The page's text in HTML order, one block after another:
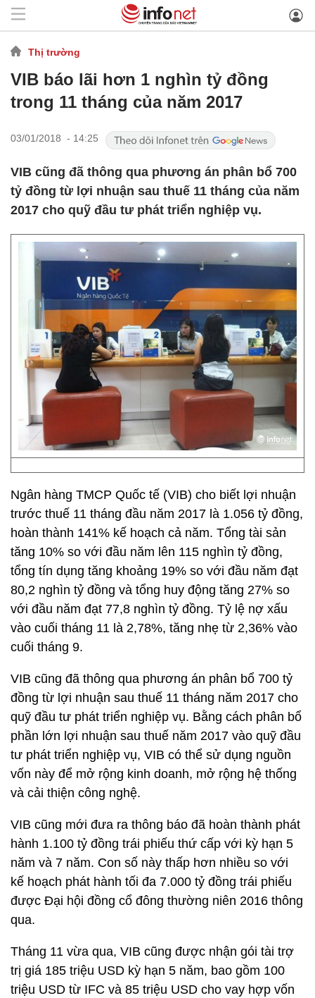
Thị trường
VIB báo lãi hơn 1 nghìn tỷ đồng
trong 11 tháng của năm 2017
03/01/2018 - 14:25
VIB cũng đã thông qua phương án phân bổ 700
tỷ đồng từ lợi nhuận sau thuế 11 tháng của năm
2017 cho quỹ đầu tư phát triển nghiệp vụ.
Ngân hàng TMCP Quốc tế (VIB) cho biết lợi nhuận
trước thuế 11 tháng đầu năm 2017 là 1.056 tỷ đồng,
hoàn thành 141% kế hoạch cả năm. Tổng tài sản
tăng 10% so với đầu năm lên 115 nghìn tỷ đồng,
tổng tín dụng tăng khoảng 19% so với đầu năm đạt
80,2 nghìn tỷ đồng và tổng huy động tăng 27% so
với đầu năm đạt 77,8 nghìn tỷ đồng. Tỷ lệ nợ xấu
vào cuối tháng 11 là 2,78%, tăng nhẹ từ 2,36% vào
cuối tháng 9.
VIB cũng đã thông qua phương án phân bổ 700 tỷ
đồng từ lợi nhuận sau thuế 11 tháng năm 2017 cho
quỹ đầu tư phát triển nghiệp vụ. Bằng cách phân bổ
phần lớn lợi nhuận sau thuế năm 2017 vào quỹ đầu
tư phát triển nghiệp vụ, VIB có thể sử dụng nguồn
vốn này để mở rộng kinh doanh, mở rộng hệ thống
và cải thiện công nghệ.
VIB cũng mới đưa ra thông báo đã hoàn thành phát
hành 1.100 tỷ đồng trái phiếu thứ cấp với kỳ hạn 5
năm và 7 năm. Con số này thấp hơn nhiều so với
kế hoạch phát hành tối đa 7.000 tỷ đồng trái phiếu
được Đại hội đồng cổ đông thường niên 2016 thông
qua.
Tháng 11 vừa qua, VIB cũng được nhận gói tài trợ
trị giá 185 triệu USD kỳ hạn 5 năm, bao gồm 100
triệu USD từ IFC và 85 triệu USD cho vay hợp vốn